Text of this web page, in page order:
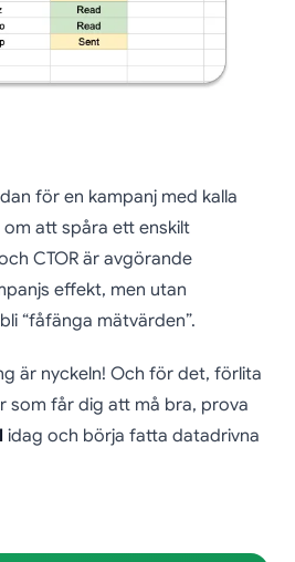
för en kampanj med kalla
att spåra ett enskilt
CTOR är avgörande
effekt, men utan
“fåfänga mätvärden”.
är nyckeln! Och för det, förlita
som får dig att må bra, prova
idag och börja fatta datadrivna